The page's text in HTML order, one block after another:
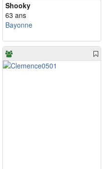
Shooky
63 ans
Bayonne